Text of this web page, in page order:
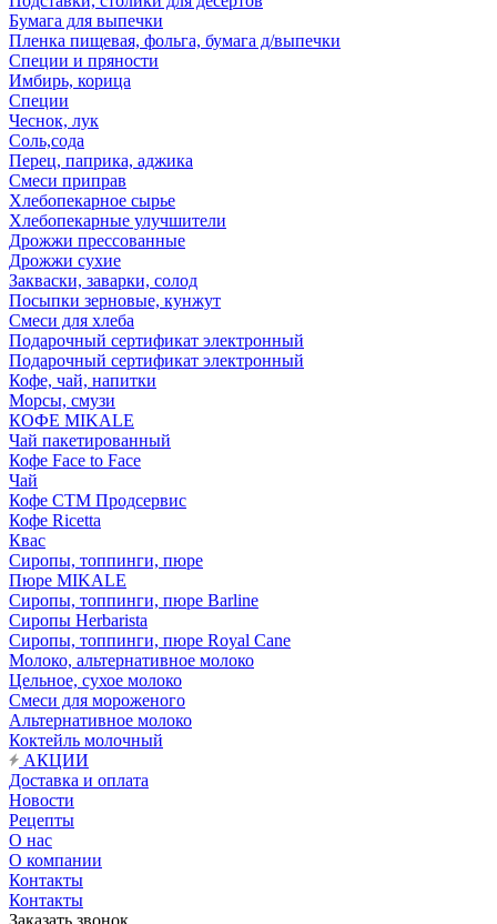
Бумага для выпечки
Пленка пищевая, фольга, бумага д/выпечки
Специи и пряности
Имбирь, корица
Специи
Чеснок, лук
Соль,сода
Перец, паприка, аджика
Смеси приправ
Хлебопекарное сырье
Хлебопекарные улучшители
Дрожжи прессованные
Дрожжи сухие
Закваски, заварки, солод
Посыпки зерновые, кунжут
Смеси для хлеба
Подарочный сертификат электронный
Подарочный сертификат электронный
Кофе, чай, напитки
Морсы, смузи
КОФЕ MIKALE
Чай пакетированный
Кофе Face to Face
Чай
Кофе СТМ Продсервис
Кофе Ricetta
Квас
Сиропы, топпинги, пюре
Пюре MIKALE
Сиропы, топпинги, пюре Barline
Сиропы Herbarista
Сиропы, топпинги, пюре Royal Cane
Молоко, альтернативное молоко
Цельное, сухое молоко
Смеси для мороженого
Альтернативное молоко
Коктейль молочный
АКЦИИ
Доставка и оплата
Новости
Рецепты
О нас
О компании
Контакты
Контакты
Заказать звонок